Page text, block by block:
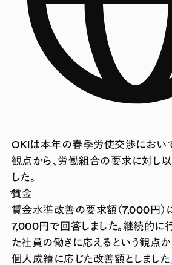
OKIは本年の春季労使交渉において
観点から、労働組合の要求に対し
した。
賃金
賃金水準改善の要求額（7,000円）
7,000円で回答しました。継続的に
た社員の働きに応えるという観点か
個人成績に応じた改善額としました